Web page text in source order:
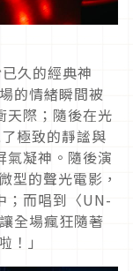
久的經典神
的情緒瞬間被
天際；隨後在光
極致的靜謐與
氣凝神。隨後演
的聲光電影，
；而唱到〈UN-
全場瘋狂隨著
！」